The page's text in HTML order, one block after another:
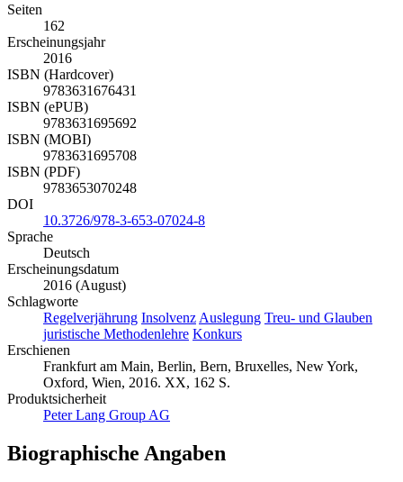
Seiten
162
Erscheinungsjahr
2016
ISBN (Hardcover)
9783631676431
ISBN (ePUB)
9783631695692
ISBN (MOBI)
9783631695708
ISBN (PDF)
9783653070248
DOI
10.3726/978-3-653-07024-8
Sprache
Deutsch
Erscheinungsdatum
2016 (August)
Schlagworte
Regelverjährung Insolvenz Auslegung Treu- und Glauben
juristische Methodenlehre Konkurs
Erschienen
Frankfurt am Main, Berlin, Bern, Bruxelles, New York,
Oxford, Wien, 2016. XX, 162 S.
Produktsicherheit
Peter Lang Group AG
Biographische Angaben